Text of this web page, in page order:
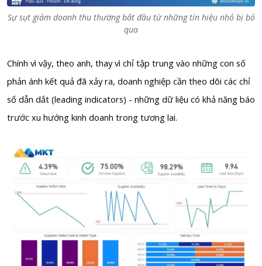
Sự sụt giảm doanh thu thường bắt đầu từ những tín hiệu nhỏ bị bỏ
qua
Chính vì vậy, theo anh, thay vì chỉ tập trung vào những con số
phản ánh kết quả đã xảy ra, doanh nghiệp cần theo dõi các chỉ
số dẫn dắt (leading indicators) - những dữ liệu có khả năng báo
trước xu hướng kinh doanh trong tương lai.